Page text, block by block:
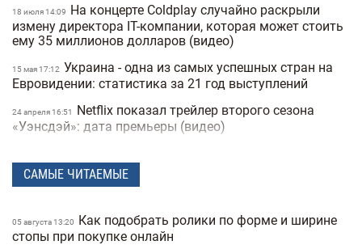
18 июля 14:09
На концерте Coldplay случайно раскрыли
измену директора IT-компании, которая может стоить
ему 35 миллионов долларов (видео)
15 мая 17:12 Украина - одна из самых успешных стран на
Евровидении: статистика за 21 год выступлений
24 апреля 16:51
Netflix показал трейлер второго сезона
«Уэнсдэй»: дата премьеры (видео)
из самых популярных на Netflix (трейлер)
украинский чарт в Apple Music: музыканты
поддерживают «СВО» (видео)
САМЫЕ ЧИТАЕМЫЕ
05 августа 13:20
Как подобрать ролики по форме и ширине
стопы при покупке онлайн